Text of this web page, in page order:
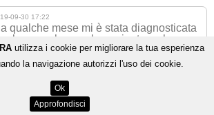
09-30 17:22
qualche mese mi è stata diagnosticata
al grano che non ha a niente a che
però, visto che posso mangiare farro
la sua vasta esperienza sul
aiutarmi a capire che sostanza
farine, e quindi il grano, che possano
e che non sono però presenti nel
Aggiungo solo che ho sempre
utilizza i cookie per migliorare la tua esperienza
la navigazione autorizzi l'uso dei cookie.
Ok
Approfondisci